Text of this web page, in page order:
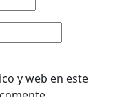
y web en este